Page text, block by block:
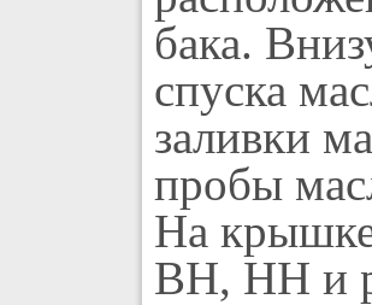
бака.
спуска
заливки
пробы
На
ВН, НН и